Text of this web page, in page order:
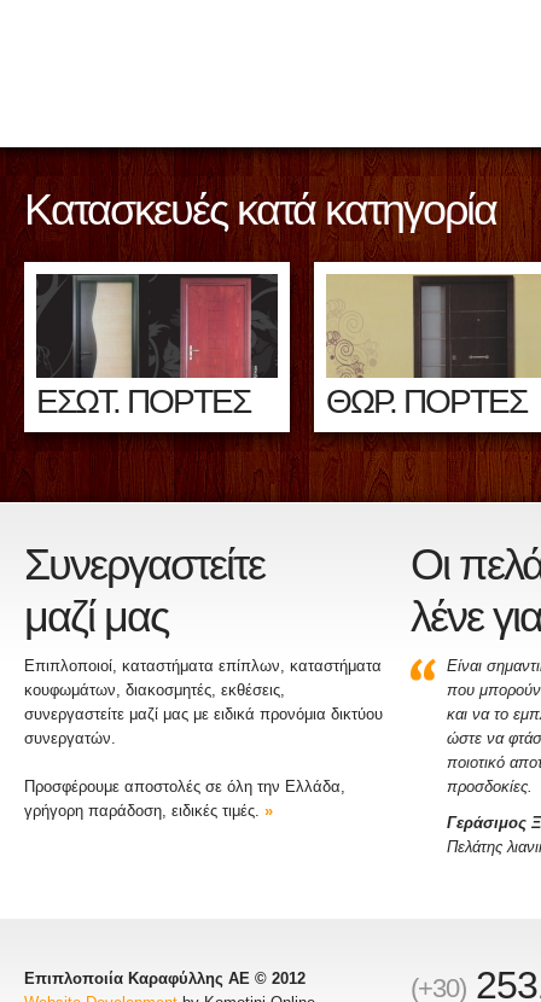
Κατασκευές κατά κατηγορία
ΕΣΩΤ. ΠΟΡΤΕΣ ΘΩΡ. ΠΟΡΤΕΣ
Συνεργαστείτε
μαζί μας
Επιπλοποιοί, καταστήματα επίπλων, καταστήματα
κουφωμάτων, διακοσμητές, εκθέσεις,
συνεργαστείτε μαζί μας με ειδικά προνόμια δικτύου
συνεργατών.
Προσφέρουμε αποστολές σε όλη την Ελλάδα,
γρήγορη παράδοση, ειδικές τιμές. »
Οι
λένε
Είναι
που μπορούν
και να το
ώστε να
ποιοτικό
προσδοκίες.
Γεράσιμος
Πελάτης
Επιπλοποιία Καραφύλλης ΑΕ © 2012
(+30)